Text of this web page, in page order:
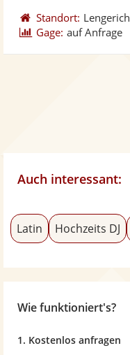
Standort: Lengerich
Gage: auf Anfrage
Auch interessant:
Latin Hochzeits DJ
Wie funktioniert's?
1. Kostenlos anfragen